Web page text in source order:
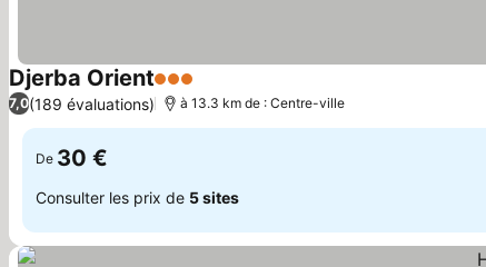
Djerba Orient3 Étoiles
7,0(189 évaluations) à 13.3 km de : Centre-ville
De 30 €
Consulter les prix de 5 sites